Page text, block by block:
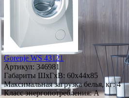
Gorenje WS 43121
Артикул: 346981
Габариты ШxГxВ: 60x44x85
Максимальная загрузка белья, кг: 4
Класс энергопотребления: A